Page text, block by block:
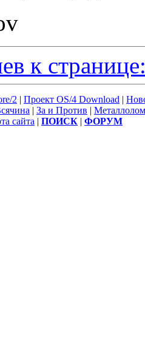
к
2 | Проект OS/4 Download |
| За и Против | Металлолом
сайта | ПОИСК | ФОРУМ